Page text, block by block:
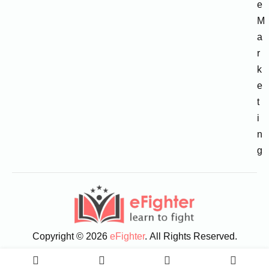
e
M
a
r
k
e
t
i
n
g
Copyright © 2026 eFighter. All Rights Reserved.